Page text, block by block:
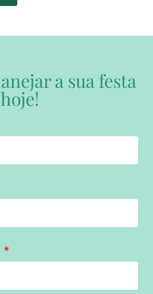
a sua festa
hoje!